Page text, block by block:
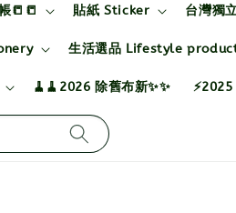
📒📒 貼紙 Sticker 台灣獨
生活選品 Lifestyle
🧹🧹2026 除舊布新✨✨